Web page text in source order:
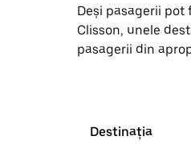
Deși pasagerii pot
Clisson, unele
pasagerii din
Destinația